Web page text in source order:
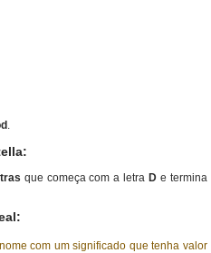
.
que começa com a letra De termina
com um significado que tenha valor